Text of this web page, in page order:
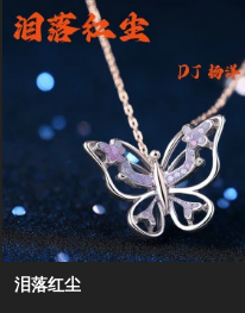
泪落红尘